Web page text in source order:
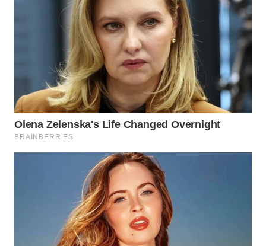
KUNINGAN
WN
MAJALENGKA
WN
SUBANG
PURWAKARTA